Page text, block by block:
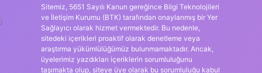
Sitemiz, 5651 Sayılı Kanun gereğince Bilgi Teknolojileri
ve İletişim Kurumu (BTK) tarafından onaylanmış bir Yer
Sağlayıcı olarak hizmet vermektedir. Bu nedenle,
sitedeki içerikleri proaktif olarak denetleme veya
araştırma yükümlülüğümüz bulunmamaktadır. Ancak,
üyelerimiz yazdıkları içeriklerin sorumluluğunu
taşımakta olup, siteye üye olarak bu sorumluluğu kabul